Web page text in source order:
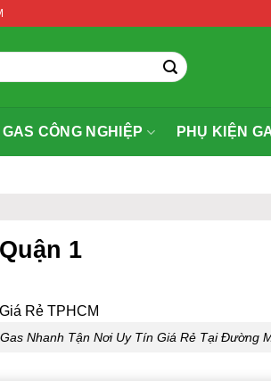
GAS CÔNG NGHIỆP PHỤ KIỆN
1
Nhanh Tận Nơi Uy Tín Giá Rẻ Tại Đường